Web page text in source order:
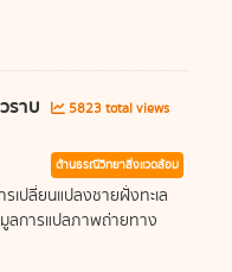
ราบ
5823 total views
ด้านธรณีวิทยาสิ่งแวดล้อม
เปลี่ยนแปลงชายฝั่งทะเล
ลการแปลภาพถ่ายทาง